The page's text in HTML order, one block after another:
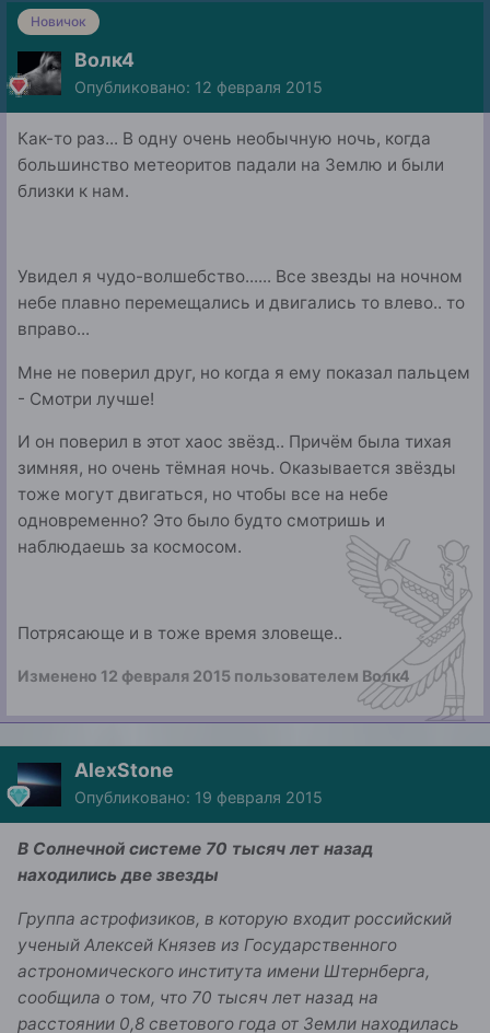
Новичок
Волк4
Опубликовано: 12 февраля 2015
Как-то раз... В одну очень необычную ночь, когда
большинство метеоритов падали на Землю и были
близки к нам.
Увидел я чудо-волшебство...... Все звезды на ночном
небе плавно перемещались и двигались то влево.. то
вправо...
Мне не поверил друг, но когда я ему показал пальцем
- Смотри лучше!
И он поверил в этот хаос звёзд.. Причём была тихая
зимняя, но очень тёмная ночь. Оказывается звёзды
тоже могут двигаться, но чтобы все на небе
одновременно? Это было будто смотришь и
наблюдаешь за космосом.
Потрясающе и в тоже время зловеще..
Изменено 12 февраля 2015 пользователем Волк4
AlexStone
Опубликовано: 19 февраля 2015
В Солнечной системе 70 тысяч лет назад
находились две звезды
Группа астрофизиков, в которую входит российский
ученый Алексей Князев из Государственного
астрономического института имени Штернберга,
сообщила о том, что 70 тысяч лет назад на
расстоянии 0,8 светового года от Земли находилась